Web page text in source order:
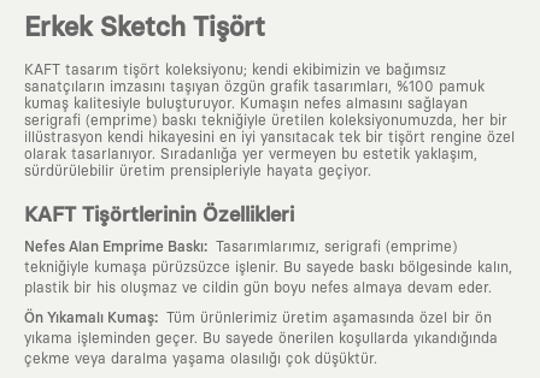
Erkek Sketch Tişört
KAFT tasarım tişört koleksiyonu; kendi ekibimizin ve bağımsız
sanatçıların imzasını taşıyan özgün grafik tasarımları, %100 pamuk
kumaş kalitesiyle buluşturuyor. Kumaşın nefes almasını sağlayan
serigrafi (emprime) baskı tekniğiyle üretilen koleksiyonumuzda, her bir
illüstrasyon kendi hikayesini en iyi yansıtacak tek bir tişört rengine özel
olarak tasarlanıyor. Sıradanlığa yer vermeyen bu estetik yaklaşım,
sürdürülebilir üretim prensipleriyle hayata geçiyor.
KAFT Tişörtlerinin Özellikleri
Nefes Alan Emprime Baskı: Tasarımlarımız, serigrafi (emprime)
tekniğiyle kumaşa pürüzsüzce işlenir. Bu sayede baskı bölgesinde kalın,
plastik bir his oluşmaz ve cildin gün boyu nefes almaya devam eder.
Ön Yıkamalı Kumaş: Tüm ürünlerimiz üretim aşamasında özel bir ön
yıkama işleminden geçer. Bu sayede önerilen koşullarda yıkandığında
çekme veya daralma yaşama olasılığı çok düşüktür.